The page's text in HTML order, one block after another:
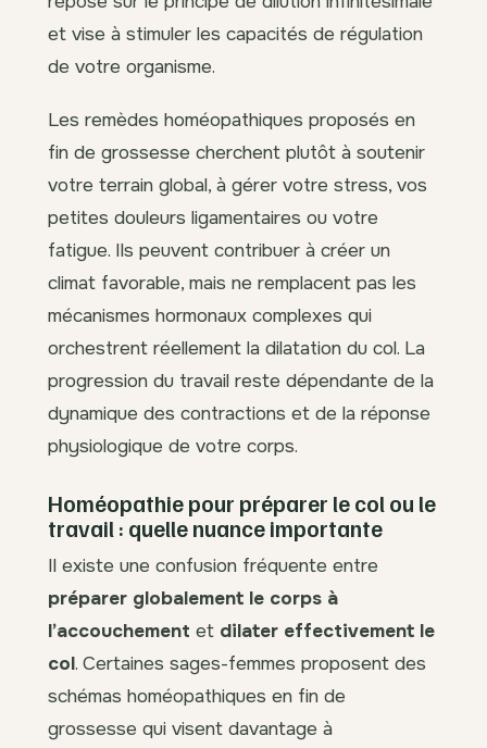
et vise à stimuler les capacités de régulation
de votre organisme.
Les remèdes homéopathiques proposés en
fin de grossesse cherchent plutôt à soutenir
votre terrain global, à gérer votre stress, vos
petites douleurs ligamentaires ou votre
fatigue. Ils peuvent contribuer à créer un
climat favorable, mais ne remplacent pas les
mécanismes hormonaux complexes qui
orchestrent réellement la dilatation du col. La
progression du travail reste dépendante de la
dynamique des contractions et de la réponse
physiologique de votre corps.
Homéopathie pour préparer le col ou le
travail : quelle nuance importante
Il existe une confusion fréquente entre
préparer globalement le corps à
l’accouchement et dilater effectivement le
col. Certaines sages-femmes proposent des
schémas homéopathiques en fin de
grossesse qui visent davantage à